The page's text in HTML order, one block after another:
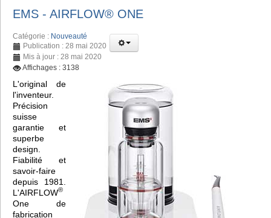
EMS - AIRFLOW® ONE
Catégorie : Nouveauté
Publication : 28 mai 2020
Mis à jour : 28 mai 2020
Affichages : 3138
L'original de
l'inventeur.
Précision
suisse
garantie et
superbe
design.
Fiabilité et
savoir-faire
depuis 1981.
L'AIRFLOW®
One de
fabrication